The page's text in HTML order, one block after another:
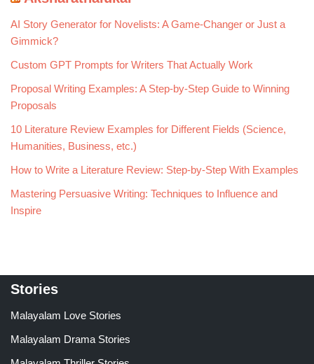
AI Story Generator for Novelists: A Game-Changer or Just a
Gimmick?
Custom GPT Prompts for Writers That Actually Work
Proposal Writing Examples: A Step-by-Step Guide to Winning
Proposals
10 Literature Review Examples for Different Fields (Science,
Humanities, Business, etc.)
How to Write a Literature Review: Step-by-Step With Examples
Mastering Persuasive Writing: Techniques to Influence and
Inspire
Stories
Malayalam Love Stories
Malayalam Drama Stories